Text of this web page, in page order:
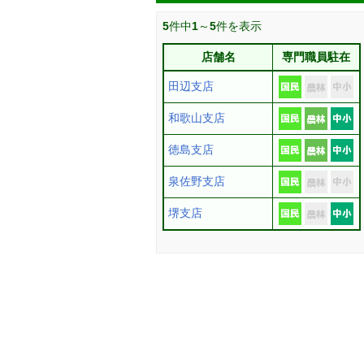
5件中1～5件を表示
店舗名 専門職員駐在
田辺支店
和歌山支店
徳島支店
泉佐野支店
堺支店